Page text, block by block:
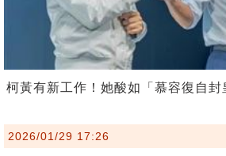
柯黃有新工作！她酸如「慕容復自封
2026/01/29 17:26